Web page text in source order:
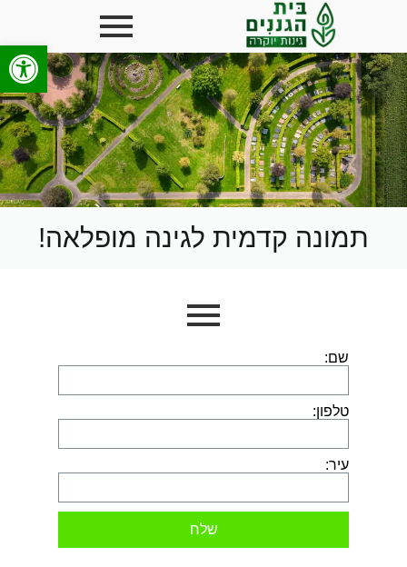
פתח
תמונה קדמית לגינה מופלאה!
שם:
טלפון:
עיר:
שלח